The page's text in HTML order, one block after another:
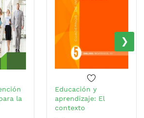
la
Educación y
aprendizaje: El
contexto
›